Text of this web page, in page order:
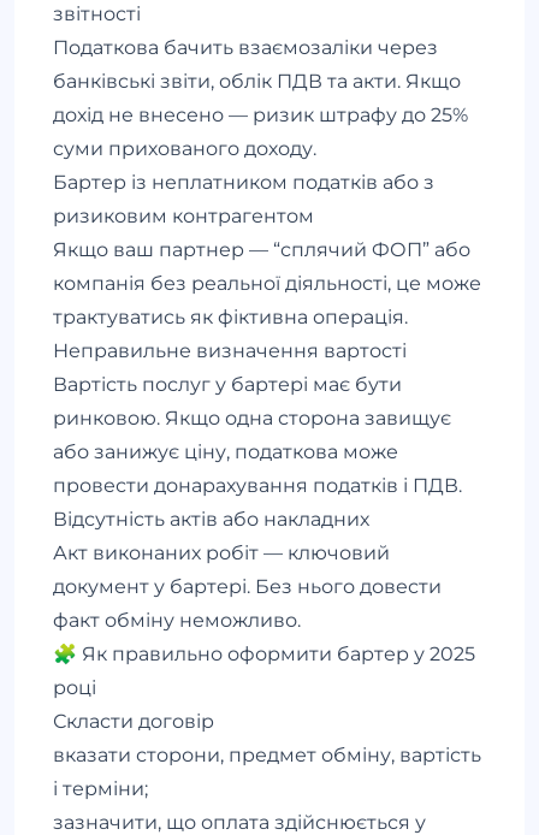
звітності
Податкова бачить взаємозаліки через
банківські звіти, облік ПДВ та акти. Якщо
дохід не внесено — ризик штрафу до 25%
суми прихованого доходу.
Бартер із неплатником податків або з
ризиковим контрагентом
Якщо ваш партнер — “сплячий ФОП” або
компанія без реальної діяльності, це може
трактуватись як фіктивна операція.
Неправильне визначення вартості
Вартість послуг у бартері має бути
ринковою. Якщо одна сторона завищує
або занижує ціну, податкова може
провести донарахування податків і ПДВ.
Відсутність актів або накладних
Акт виконаних робіт — ключовий
документ у бартері. Без нього довести
факт обміну неможливо.
🧩 Як правильно оформити бартер у 2025
році
Скласти договір
вказати сторони, предмет обміну, вартість
і терміни;
зазначити, що оплата здійснюється у